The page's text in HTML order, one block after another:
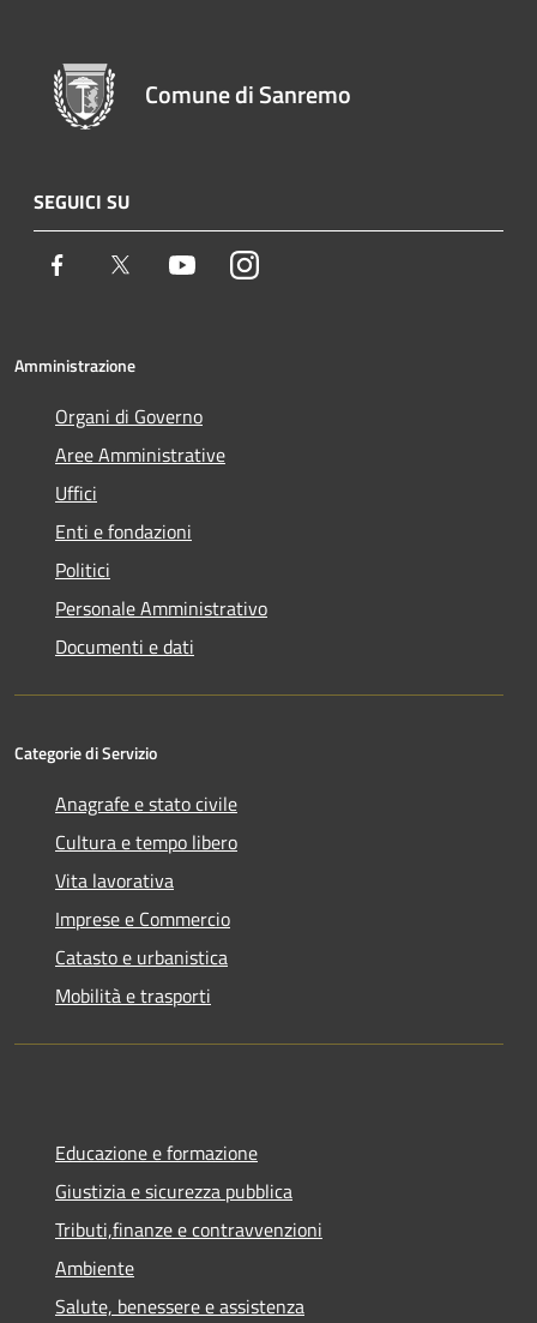
Comune di Sanremo
SEGUICI SU
Facebook Twitter YoutubeInstagram
Amministrazione
Organi di Governo
Aree Amministrative
Uffici
Enti e fondazioni
Politici
Personale Amministrativo
Documenti e dati
Categorie di Servizio
Anagrafe e stato civile
Cultura e tempo libero
Vita lavorativa
Imprese e Commercio
Catasto e urbanistica
Mobilità e trasporti
Educazione e formazione
Giustizia e sicurezza pubblica
Tributi,finanze e contravvenzioni
Ambiente
Salute, benessere e assistenza